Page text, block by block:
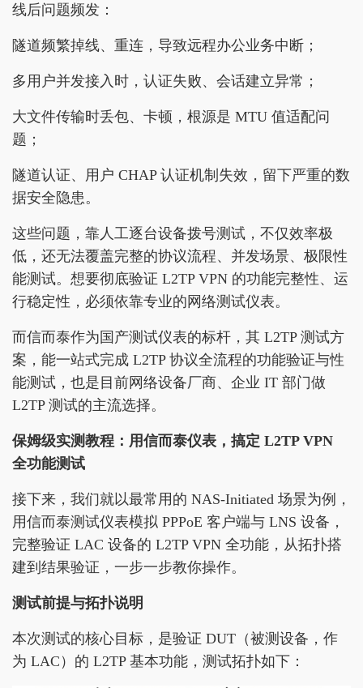
线后问题频发：
隧道频繁掉线、重连，导致远程办公业务中断；
多用户并发接入时，认证失败、会话建立异常；
大文件传输时丢包、卡顿，根源是 MTU 值适配问
题；
隧道认证、用户 CHAP 认证机制失效，留下严重的数
据安全隐患。
这些问题，靠人工逐台设备拨号测试，不仅效率极
低，还无法覆盖完整的协议流程、并发场景、极限性
能测试。想要彻底验证 L2TP VPN 的功能完整性、运
行稳定性，必须依靠专业的网络测试仪表。
而信而泰作为国产测试仪表的标杆，其 L2TP 测试方
案，能一站式完成 L2TP 协议全流程的功能验证与性
能测试，也是目前网络设备厂商、企业 IT 部门做
L2TP 测试的主流选择。
保姆级实测教程：用信而泰仪表，搞定 L2TP VPN
全功能测试
接下来，我们就以最常用的 NAS-Initiated 场景为例，
用信而泰测试仪表模拟 PPPoE 客户端与 LNS 设备，
完整验证 LAC 设备的 L2TP VPN 全功能，从拓扑搭
建到结果验证，一步一步教你操作。
测试前提与拓扑说明
本次测试的核心目标，是验证 DUT（被测设备，作
为 LAC）的 L2TP 基本功能，测试拓扑如下：